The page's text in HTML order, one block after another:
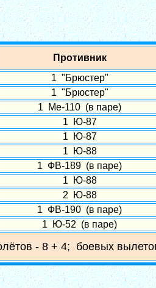
Противник
1 "Брюстер"
1 "Брюстер"
1 Ме-110 (в паре)
1 Ю-87
1 Ю-87
1 Ю-88
1 ФВ-189 (в паре)
1 Ю-88
2 Ю-88
1 ФВ-190 (в паре)
1 Ю-52 (в паре)
- 8 + 4; боевых